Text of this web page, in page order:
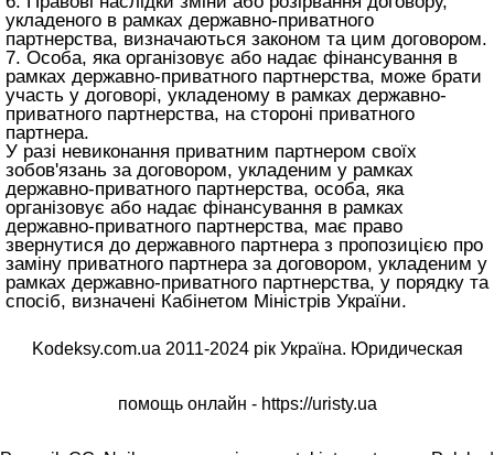
укладеного в рамках державно-приватного
партнерства, визначаються законом та цим договором.
7. Особа, яка організовує або надає фінансування в
рамках державно-приватного партнерства, може брати
участь у договорі, укладеному в рамках державно-
приватного партнерства, на стороні приватного
партнера.
У разі невиконання приватним партнером своїх
зобов'язань за договором, укладеним у рамках
державно-приватного партнерства, особа, яка
організовує або надає фінансування в рамках
державно-приватного партнерства, має право
звернутися до державного партнера з пропозицією про
заміну приватного партнера за договором, укладеним у
рамках державно-приватного партнерства, у порядку та
спосіб, визначені Кабінетом Міністрів України.
Kodeksy.com.ua 2011-2024 рік Україна. Юридическая
помощь онлайн - https://uristy.ua